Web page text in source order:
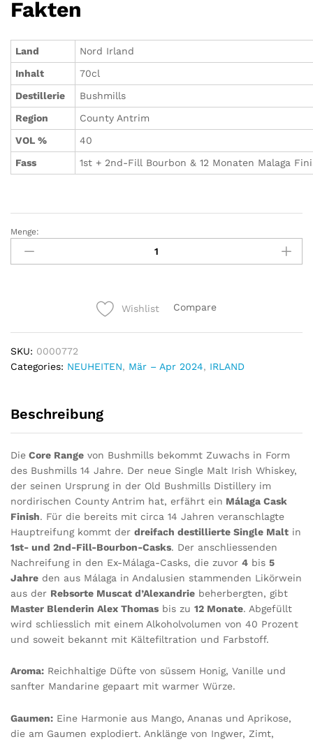
Fakten
Land
Nord Irland
Inhalt
70cl
Destillerie
Bushmills
Region
County Antrim
VOL %
40
Fass
1st + 2nd-Fill Bourbon & 12 Monaten Malaga
Bushmills
Jahre
Irish
Whiskey
Menge:
Wishlist Compare
SKU: 0000772
Categories: NEUHEITEN, Mär – Apr 2024, IRLAND
Beschreibung
Die Core Range von Bushmills bekommt Zuwachs in Form
des Bushmills 14 Jahre. Der neue Single Malt Irish Whiskey,
der seinen Ursprung in der Old Bushmills Distillery im
nordirischen County Antrim hat, erfährt ein Málaga Cask
Finish. Für die bereits mit circa 14 Jahren veranschlagte
Hauptreifung kommt der dreifach destillierte Single Malt in
1st- und 2nd-Fill-Bourbon-Casks. Der anschliessenden
Nachreifung in den Ex-Málaga-Casks, die zuvor 4 bis 5
Jahre den aus Málaga in Andalusien stammenden Likörwein
aus der Rebsorte Muscat d’Alexandrie beherbergten, gibt
Master Blenderin Alex Thomas bis zu 12 Monate. Abgefüllt
wird schliesslich mit einem Alkoholvolumen von 40 Prozent
und soweit bekannt mit Kältefiltration und Farbstoff.
Aroma: Reichhaltige Düfte von süssem Honig, Vanille und
sanfter Mandarine gepaart mit warmer Würze.
Gaumen: Eine Harmonie aus Mango, Ananas und Aprikose,
die am Gaumen explodiert. Anklänge von Ingwer, Zimt,